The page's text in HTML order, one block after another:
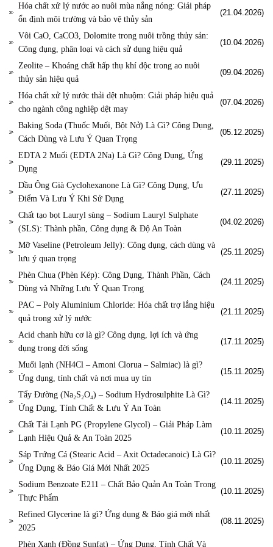
Hóa chất xử lý nước ao nuôi mùa nắng nóng: Giải pháp
ổn định môi trường và bảo vệ thủy sản
(21.04.2026)
Vôi CaO, CaCO3, Dolomite trong nuôi trồng thủy sản:
Công dụng, phân loại và cách sử dụng hiệu quả
(10.04.2026)
Zeolite – Khoáng chất hấp thụ khí độc trong ao nuôi
thủy sản hiệu quả
(09.04.2026)
Hóa chất xử lý nước thải dệt nhuộm: Giải pháp hiệu quả
cho ngành công nghiệp dệt may
(07.04.2026)
Baking Soda (Thuốc Muối, Bột Nở) Là Gì? Công Dụng,
Cách Dùng và Lưu Ý Quan Trọng
(05.12.2025)
EDTA 2 Muối (EDTA 2Na) Là Gì? Công Dụng, Ứng
Dụng
(29.11.2025)
Dầu Ông Già Cyclohexanone Là Gì? Công Dụng, Ưu
Điểm Và Lưu Ý Khi Sử Dụng
(27.11.2025)
Chất tạo bọt Lauryl sùng – Sodium Lauryl Sulphate
(SLS): Thành phần, Công dụng & Độ An Toàn
(04.02.2026)
Mỡ Vaseline (Petroleum Jelly): Công dụng, cách dùng và
lưu ý quan trọng
(25.11.2025)
Phèn Chua (Phèn Kép): Công Dụng, Thành Phần, Cách
Dùng và Những Lưu Ý Quan Trọng
(24.11.2025)
PAC – Poly Aluminium Chloride: Hóa chất trợ lắng hiệu
quả trong xử lý nước
(21.11.2025)
Acid chanh hữu cơ là gì? Công dụng, lợi ích và ứng
dụng trong đời sống
(17.11.2025)
Muối lạnh (NH4Cl – Amoni Clorua – Salmiac) là gì?
Ứng dụng, tính chất và nơi mua uy tín
(15.11.2025)
Tẩy Đường (Na₂S₂O₄) – Sodium Hydrosulphite Là Gì?
Ứng Dụng, Tính Chất & Lưu Ý An Toàn
(14.11.2025)
Chất Tải Lạnh PG (Propylene Glycol) – Giải Pháp Làm
Lạnh Hiệu Quả & An Toàn 2025
(10.11.2025)
Sáp Trứng Cá (Stearic Acid – Axit Octadecanoic) Là Gì?
Ứng Dụng & Báo Giá Mới Nhất 2025
(10.11.2025)
Sodium Benzoate E211 – Chất Bảo Quản An Toàn Trong
Thực Phẩm
(10.11.2025)
Refined Glycerine là gì? Ứng dụng & Báo giá mới nhất
2025
(08.11.2025)
Phèn Xanh (Đồng Sunfat) – Ứng Dụng, Tính Chất Và